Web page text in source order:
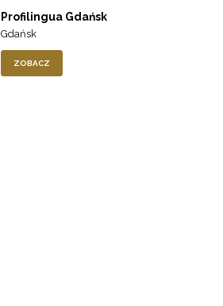
Profilingua Gdańsk
Gdańsk
ZOBACZ